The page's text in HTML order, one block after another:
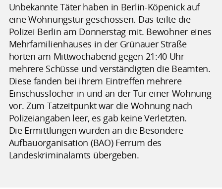
Unbekannte Täter haben in Berlin-Köpenick auf
eine Wohnungstür geschossen. Das teilte die
Polizei Berlin am Donnerstag mit. Bewohner eines
Mehrfamilienhauses in der Grünauer Straße
hörten am Mittwochabend gegen 21:40 Uhr
mehrere Schüsse und verständigten die Beamten.
Diese fanden bei ihrem Eintreffen mehrere
Einschusslöcher in und an der Tür einer Wohnung
vor. Zum Tatzeitpunkt war die Wohnung nach
Polizeiangaben leer, es gab keine Verletzten.
Die Ermittlungen wurden an die Besondere
Aufbauorganisation (BAO) Ferrum des
Landeskriminalamts übergeben.